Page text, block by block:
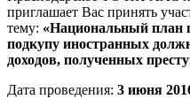
приглашает Вас принять
тему: «Национальный план
подкупу иностранных
доходов, полученных
Дата проведения: 3 июня